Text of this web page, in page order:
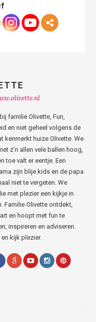
familie Olivette, Fun,
en niet geheel volgens de
kenmerkt huize Olivette. We
z’n allen vele ballen hoog,
toe valt er eentje. Een
zijn blije kids en de papa
niet te vergeten. We
met plezier een kijkje in
Familie Olivette ontdekt,
en hoopt met fun te
inspireren en adviseren.
en kijk plezier.